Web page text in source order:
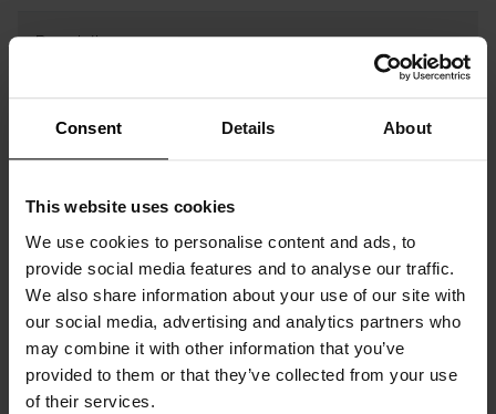
Consent Details About
This website uses cookies
We use cookies to personalise content and ads, to
provide social media features and to analyse our traffic.
We also share information about your use of our site with
our social media, advertising and analytics partners who
may combine it with other information that you’ve
provided to them or that they’ve collected from your use
of their services.
Description
Läser in ...
Spécification
Instructions de lavage
Avis